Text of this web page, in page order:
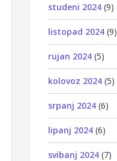
studeni 2024 (9)
listopad 2024 (9)
rujan 2024 (5)
kolovoz 2024 (5)
srpanj 2024 (6)
lipanj 2024 (6)
svibanj 2024 (7)